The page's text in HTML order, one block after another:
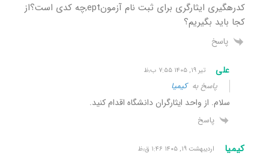
کدرهگیری ایثارگری برای ثبت نام آزمونept,چه کدی است؟از
کجا باید بگیریم؟
پاسخ
علی تیر ۱۹, ۱۴۰۵ ۷:۵۵ ب٫ظ
پاسخ بهکیمیا
سلام. از واحد ایثارگران دانشگاه اقدام کنید.
پاسخ
کیمیا اردیبهشت ۱۹, ۱۴۰۵ ۱:۴۶ ق٫ظ